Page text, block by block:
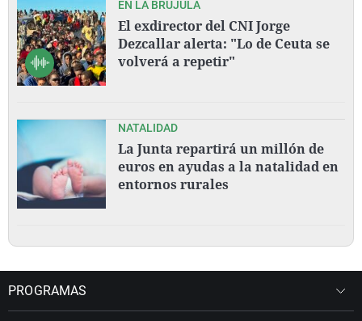
EN LA BRÚJULA
El exdirector del CNI Jorge
Dezcallar alerta: "Lo de Ceuta se
volverá a repetir"
NATALIDAD
La Junta repartirá un millón de
euros en ayudas a la natalidad en
entornos rurales
PROGRAMAS